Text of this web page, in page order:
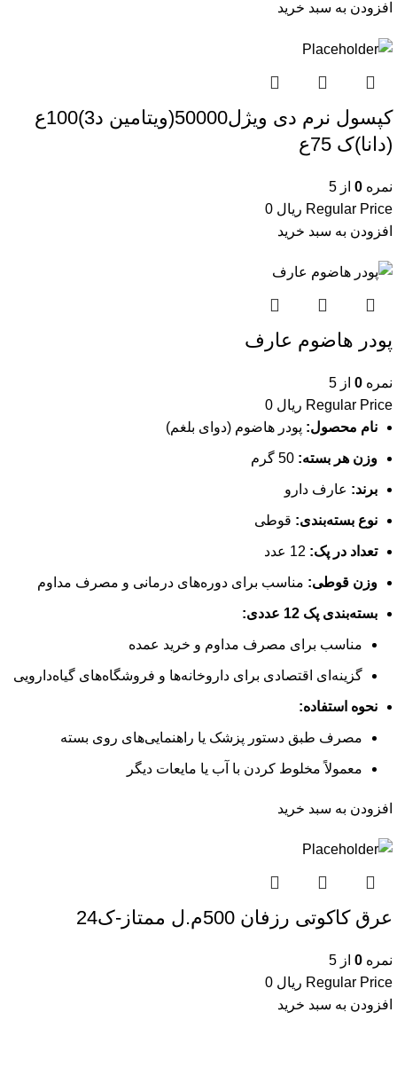
افزودن به سبد خرید
کپسول نرم دی ویژل50000(ویتامین د3)100ع
(دانا)ک 75ع
نمره 0 از 5
Regular Price ریال
افزودن به سبد خرید
پودر هاضوم عارف
نمره 0 از 5
Regular Price ریال
نام محصول: پودر هاضوم (دوای بلغم)
وزن هر بسته:
برند: عارف دارو
نوع بسته‌بندی: قوطی
تعداد در پک:
وزن قوطی: مناسب برای دوره‌های درمانی و مصرف مداوم
بسته‌بندی پک 12 عددی:
مناسب برای مصرف مداوم و خرید عمده
گزینه‌ای اقتصادی برای داروخانه‌ها و فروشگاه‌های گیاه‌دارویی
نحوه استفاده:
مصرف طبق دستور پزشک یا راهنمایی‌های روی بسته
معمولاً مخلوط کردن با آب یا مایعات دیگر
افزودن به سبد خرید
عرق کاکوتی رزفان 500م.ل ممتاز-ک24
نمره 0 از 5
Regular Price ریال
افزودن به سبد خرید